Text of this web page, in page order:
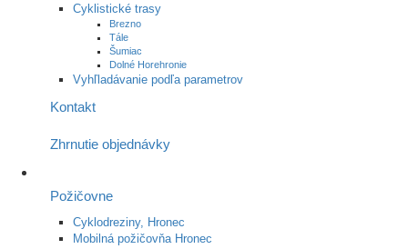
Cyklistické trasy
Brezno
Tále
Šumiac
Dolné Horehronie
Vyhľladávanie podľa parametrov
Kontakt
Zhrnutie objednávky
Požičovne
Cyklodreziny, Hronec
Mobilná požičovňa Hronec